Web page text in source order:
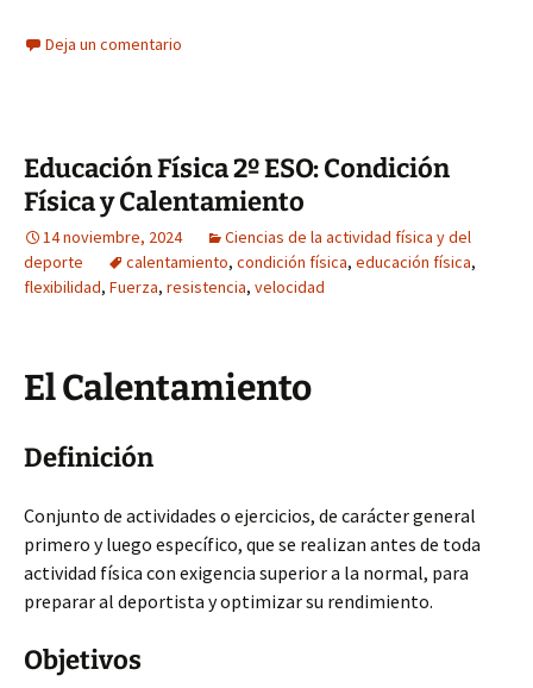
Deja un comentario
Educación Física 2º ESO: Condición
Física y Calentamiento
14 noviembre, 2024
Ciencias de la actividad física y del
deporte
calentamiento, condición física, educación física,
flexibilidad, Fuerza, resistencia, velocidad
El Calentamiento
Definición
Conjunto de actividades o ejercicios, de carácter general
primero y luego específico, que se realizan antes de toda
actividad física con exigencia superior a la normal, para
preparar al deportista y optimizar su rendimiento.
Objetivos